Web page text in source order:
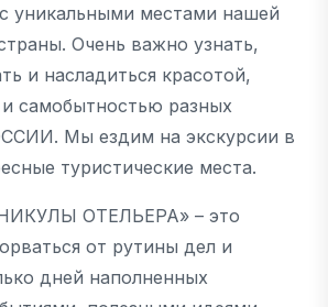
уникальными местами нашей
Очень важно узнать,
и насладиться красотой,
самобытностью разных
Мы ездим на экскурсии в
туристические места.
ОТЕЛЬЕРА» – это
от рутины дел и
дней наполненных